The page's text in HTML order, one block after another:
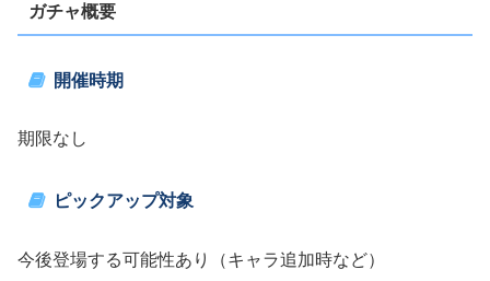
ガチャ概要
開催時期
期限なし
ピックアップ対象
今後登場する可能性あり（キャラ追加時など）